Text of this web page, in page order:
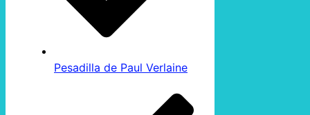
Pesadilla de Paul Verlaine